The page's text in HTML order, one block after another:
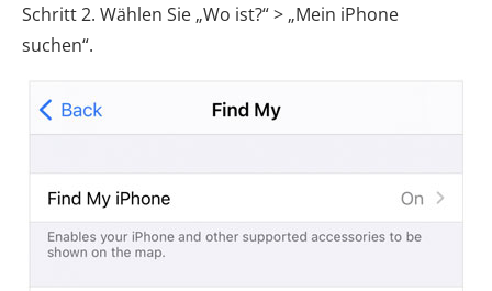
Schritt 2. Wählen Sie „Wo ist?“ > „Mein iPhone
suchen“.